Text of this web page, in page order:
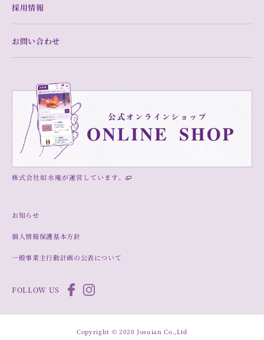
採用情報
お問い合わせ
株式会社如水庵が運営しています。
お知らせ
個人情報保護基本方針
一般事業主行動計画の公表について
FOLLOW US
Copyright © 2020 Josuian Co.,Ltd